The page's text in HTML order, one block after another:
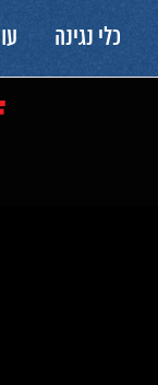
כלי נגינה